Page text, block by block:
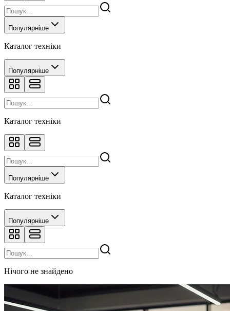
Популярніше
Каталог техніки
Популярніше
Каталог техніки
Популярніше
Каталог техніки
Популярніше
Нічого не знайдено